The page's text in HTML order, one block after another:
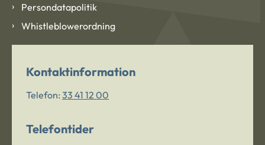
Persondatapolitik
Whistleblowerordning
Kontaktinformation
Telefon: 33 41 12 00
Telefontider